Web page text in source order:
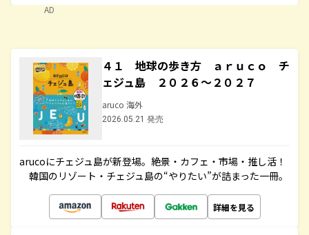
AD
４１ 地球の歩き方 ａｒｕｃｏ チ
ェジュ島 ２０２６～２０２７
aruco 海外
2026.05.21 発売
arucoにチェジュ島が新登場。絶景・カフェ・市場・推し活！
韓国のリゾート・チェジュ島の“やりたい”が詰まった一冊。
詳細を見る